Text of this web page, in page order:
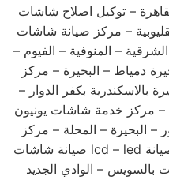
– توكيل اصلاح شاشات
– مركز صيانة شاشات
– المنوفية – الفيوم –
دمياط – البحيرة – مركز
بالاسكندرية بكفر الدوار –
– مركز خدمة شاشات يونيون
– البحيرة – المحلة – مركز
صيانة شاشات lcd – led في بورسعيد – الاسماعيلية – صيانة